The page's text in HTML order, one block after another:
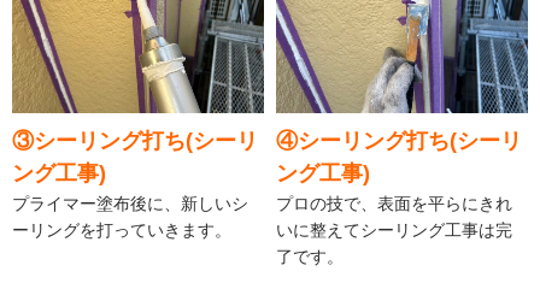
③シーリング打ち(シーリ
ング工事)
プライマー塗布後に、新しいシ
ーリングを打っていきます。
④シーリング打ち(シーリ
ング工事)
プロの技で、表面を平らにきれ
いに整えてシーリング工事は完
了です。